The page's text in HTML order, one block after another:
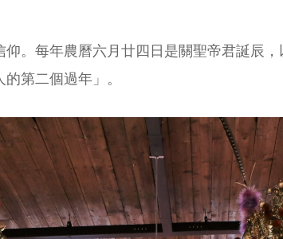
。每年農曆六月廿四日是關聖帝君誕辰
第二個過年」。